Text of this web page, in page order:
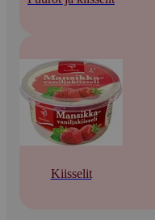
Kiisselit